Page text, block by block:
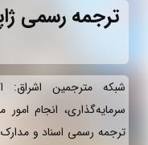
ترجمه رسمی
شبکه مترجمین
سرمایه‌گذاری، انجام
ترجمه رسمی اسناد و